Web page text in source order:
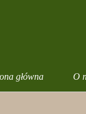
główna O